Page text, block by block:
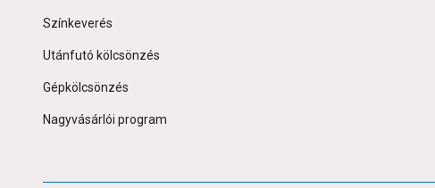
Színkeverés
Utánfutó kölcsönzés
Gépkölcsönzés
Nagyvásárlói program